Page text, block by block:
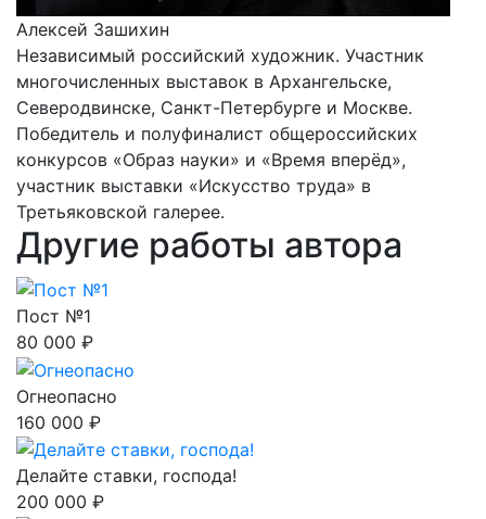
Алексей Зашихин
Независимый российский художник. Участник
многочисленных выставок в Архангельске,
Северодвинске, Санкт-Петербурге и Москве.
Победитель и полуфиналист общероссийских
конкурсов «Образ науки» и «Время вперёд»,
участник выставки «Искусство труда» в
Третьяковской галерее.
Другие работы автора
Пост №1
80 000 ₽
Огнеопасно
160 000 ₽
Делайте ставки, господа!
200 000 ₽